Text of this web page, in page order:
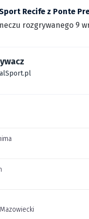
Recife z Ponte
rozgrywanego 9